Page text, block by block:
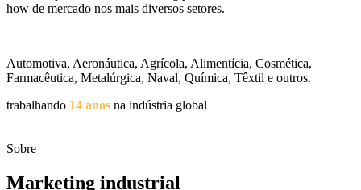
how de mercado nos mais diversos setores.
Automotiva, Aeronáutica, Agrícola, Alimentícia, Cosmética,
Farmacêutica, Metalúrgica, Naval, Química, Têxtil e outros.
trabalhando 14 anos na indústria global
Sobre
Marketing industrial